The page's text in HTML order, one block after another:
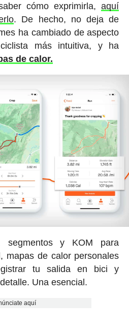
cómo exprimirla,aquí
. De hecho, no deja de
ha cambiado de aspecto
más intuitiva, y ha
de calor.
segmentos y KOM para
mapas de calor personales
tu salida en bici y
Una esencial.
aquí